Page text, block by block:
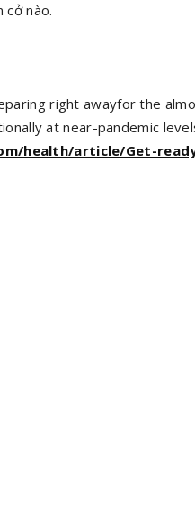
cở nào.
right awayfor the
at near-pandemic
health/article/Get-